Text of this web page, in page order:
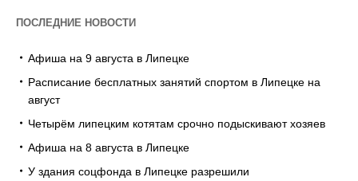
ПОСЛЕДНИЕ НОВОСТИ
Афиша на 9 августа в Липецке
Расписание бесплатных занятий спортом в Липецке на
август
Четырём липецким котятам срочно подыскивают хозяев
Афиша на 8 августа в Липецке
У здания соцфонда в Липецке разрешили